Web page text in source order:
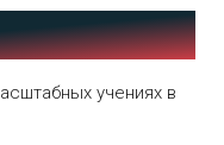
учениях в